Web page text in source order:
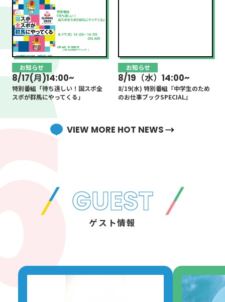
23:55
24:00
RADIO MUSEUM～聴く、
名画
浜崎美保
24:00
24:55
「坂崎さんの番組」という
番組（再）
坂崎幸之助
IT'S MUSIC
岡野陽一みりちゃむ
RADIO NME JAPAN～NEW
古川琢也（ＮＭＥ Japan編集長）
お知らせ
8/17(月)14:00~
特別番組「待ち遠しい！国スポ全
スポが群馬にやってくる」
お知らせ
8/19（水）14:00~
8/19(水) 特別番組『中学生のため
のお仕事ブックSPECIAL』
お知らせ
発売日 7/2(木)
バカタオル2026
お知らせ
7/29(水)19:00OA！
特別番組｢NOTICE～Ivy to
Fraudulent Game SPECIAL 」
OA！
VIEW MORE HOT NEWS
GUEST
ゲスト情報